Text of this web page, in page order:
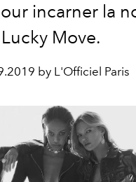
incarner la
Lucky Move.
by L'Officiel Paris